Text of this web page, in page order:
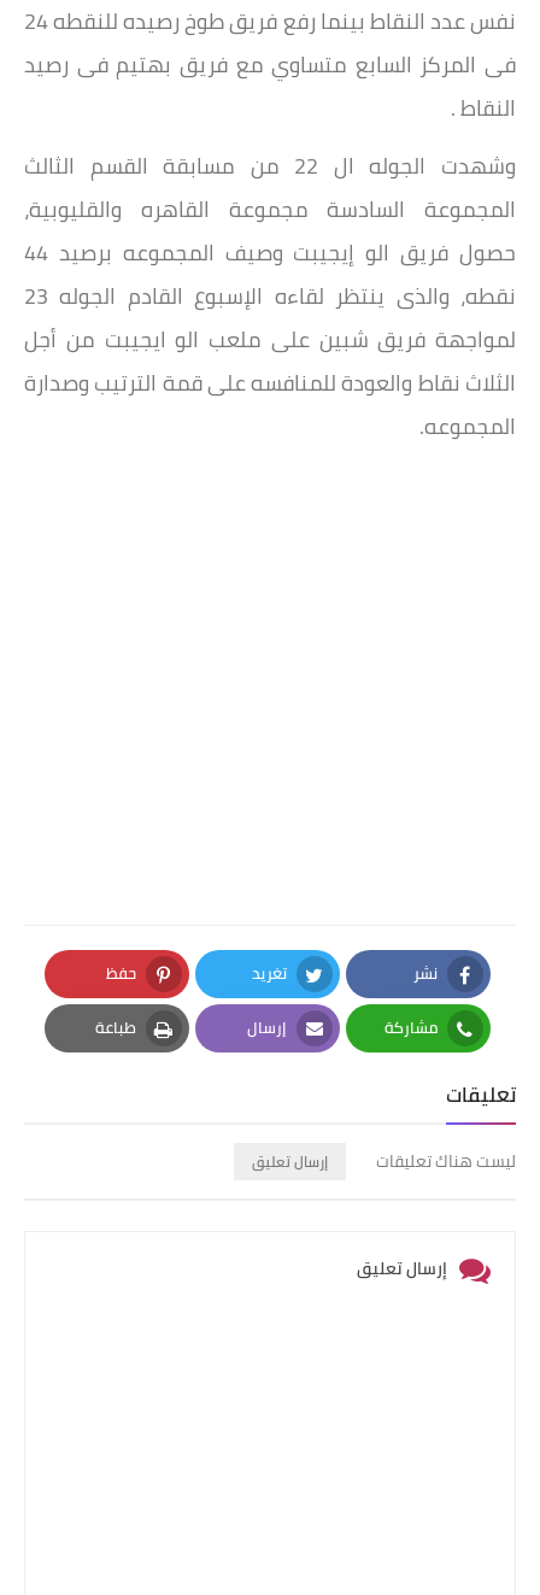
نفس عدد النقاط بينما رفع فريق طوخ رصيده للنقطه 24
فى المركز السابع متساوي مع فريق بهتيم فى رصيد
النقاط .
وشهدت الجوله ال 22 من مسابقة القسم الثالث
المجموعة السادسة مجموعة القاهره والقليوبية،
حصول فريق الو إيجيبت وصيف المجموعه برصيد 44
نقطه، والذى ينتظر لقاءه الإسبوع القادم الجوله 23
لمواجهة فريق شبين على ملعب الو ايجيبت من أجل
الثلاث نقاط والعودة للمنافسه على قمة الترتيب وصدارة
المجموعه.
نشر
Facebook
تغريد
Twitter
حفظ
Pinterest
مشاركة
Whatsapp
إرسال
Email
طباعة
Print
تعليقات
ليست هناك تعليقات إرسال تعليق
إرسال تعليق